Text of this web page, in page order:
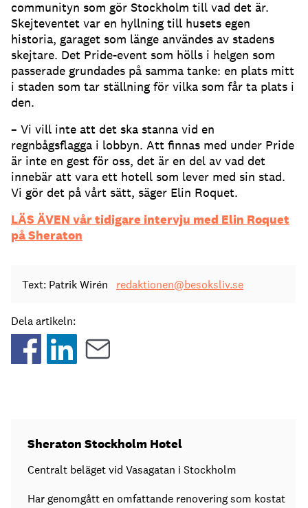
communityn som gör Stockholm till vad det är.
Skejteventet var en hyllning till husets egen
historia, garaget som länge användes av stadens
skejtare. Det Pride-event som hölls i helgen som
passerade grundades på samma tanke: en plats mitt
i staden som tar ställning för vilka som får ta plats i
den.
– Vi vill inte att det ska stanna vid en
regnbågsflagga i lobbyn. Att finnas med under Pride
är inte en gest för oss, det är en del av vad det
innebär att vara ett hotell som lever med sin stad.
Vi gör det på vårt sätt, säger Elin Roquet.
LÄS ÄVEN vår tidigare intervju med Elin Roquet
på Sheraton
Text: Patrik Wirén redaktionen@besoksliv.se
Dela artikeln:
Sheraton Stockholm Hotel
Centralt beläget vid Vasagatan i Stockholm
Har genomgått en omfattande renovering som kostat